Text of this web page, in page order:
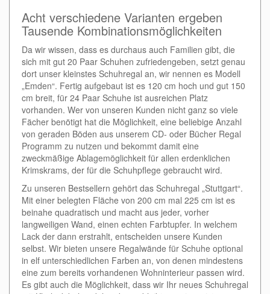
Acht verschiedene Varianten ergeben
Tausende Kombinationsmöglichkeiten
Da wir wissen, dass es durchaus auch Familien gibt, die
sich mit gut 20 Paar Schuhen zufriedengeben, setzt genau
dort unser kleinstes Schuhregal an, wir nennen es Modell
„Emden“. Fertig aufgebaut ist es 120 cm hoch und gut 150
cm breit, für 24 Paar Schuhe ist ausreichen Platz
vorhanden. Wer von unseren Kunden nicht ganz so viele
Fächer benötigt hat die Möglichkeit, eine beliebige Anzahl
von geraden Böden aus unserem CD- oder Bücher Regal
Programm zu nutzen und bekommt damit eine
zweckmäßige Ablagemöglichkeit für allen erdenklichen
Krimskrams, der für die Schuhpflege gebraucht wird.
Zu unseren Bestsellern gehört das Schuhregal „Stuttgart“.
Mit einer belegten Fläche von 200 cm mal 225 cm ist es
beinahe quadratisch und macht aus jeder, vorher
langweiligen Wand, einen echten Farbtupfer. In welchem
Lack der dann erstrahlt, entscheiden unsere Kunden
selbst. Wir bieten unsere Regalwände für Schuhe optional
in elf unterschiedlichen Farben an, von denen mindestens
eine zum bereits vorhandenen Wohninterieur passen wird.
Es gibt auch die Möglichkeit, dass wir Ihr neues Schuhregal